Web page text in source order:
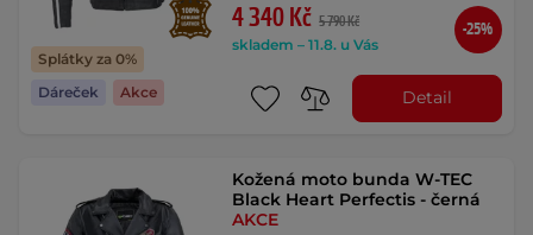
Splátky za 0%
Dáreček
Akce
4 340 Kč 5 790 Kč
skladem – 11.8. u Vás
-25%
Detail
Kožená moto bunda W-TEC
Black Heart Perfectis - černá
AKCE